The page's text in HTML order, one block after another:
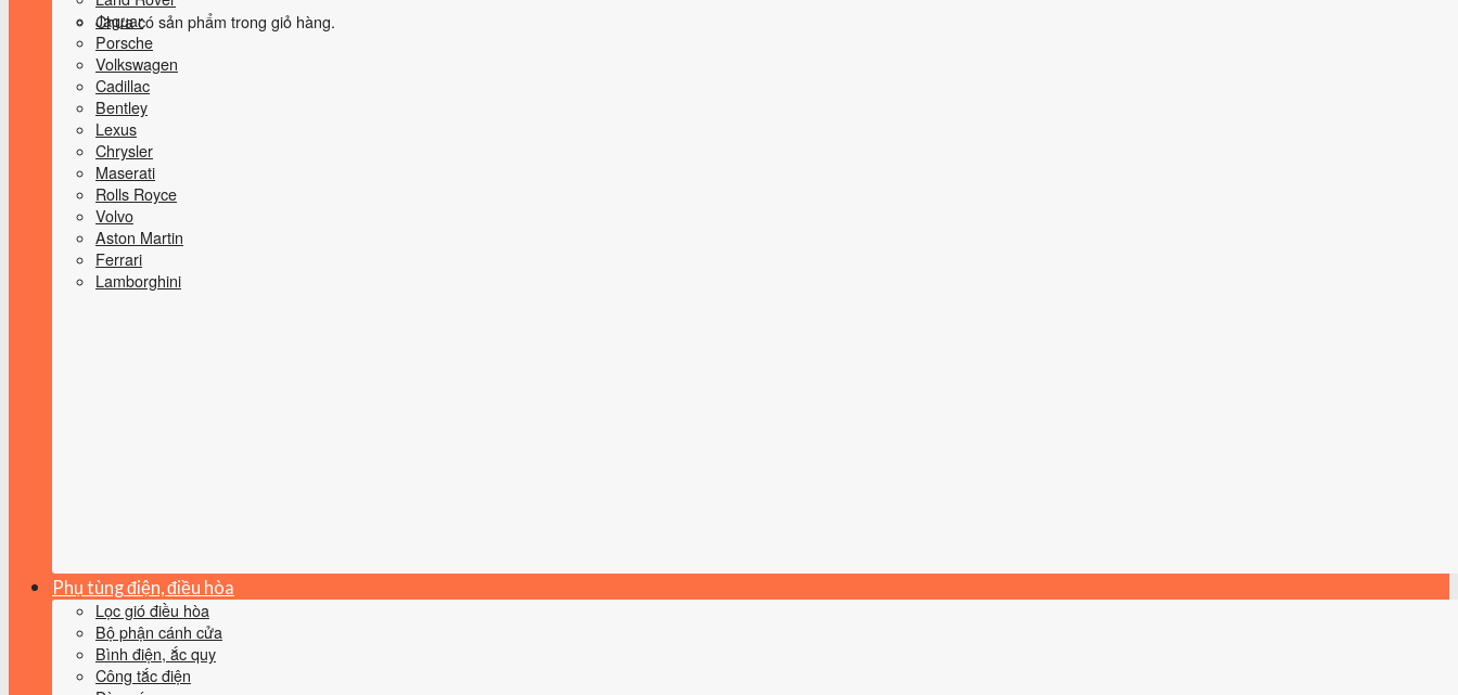
Chưa có sản phẩm trong giỏ hàng.
Jaguar
Porsche
Volkswagen
Cadillac
Bentley
Lexus
Chrysler
Maserati
Rolls Royce
Volvo
Aston Martin
Ferrari
Lamborghini
Phụ tùng điện, điều hòa
Lọc gió điều hòa
Bộ phận cánh cửa
Bình điện, ắc quy
Công tắc điện